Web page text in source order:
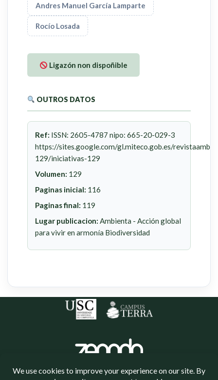
Andres Manuel García Lamparte
Rocío Losada
Ligazón non dispoñible
OUTROS DATOS
Ref: ISSN: 2605-4787 nipo: 665-20-029-3
https://sites.google.com/gl.miteco.gob.es/
129/iniciativas-129
Volumen: 129
Paginas inicial: 116
Paginas final: 119
Lugar publicacion: Ambienta - Acción global
para vivir en armonía Biodiversidad